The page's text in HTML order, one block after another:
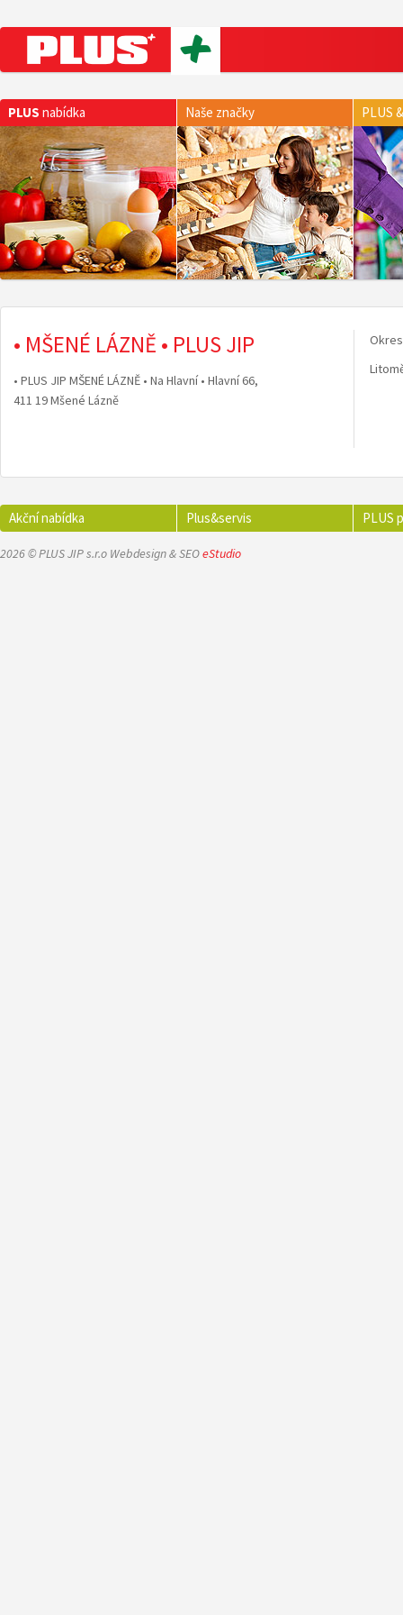
• MŠENÉ LÁZNĚ • PLUS JIP
• PLUS JIP MŠENÉ LÁZNĚ • Na Hlavní • Hlavní 66,
411 19 Mšené Lázně
Okres
PLUS nabídka Naše značky PLUS
Akční nabídka Plus&servis PLUS
2026 © PLUS JIP s.r.o Webdesign & SEOeStudio